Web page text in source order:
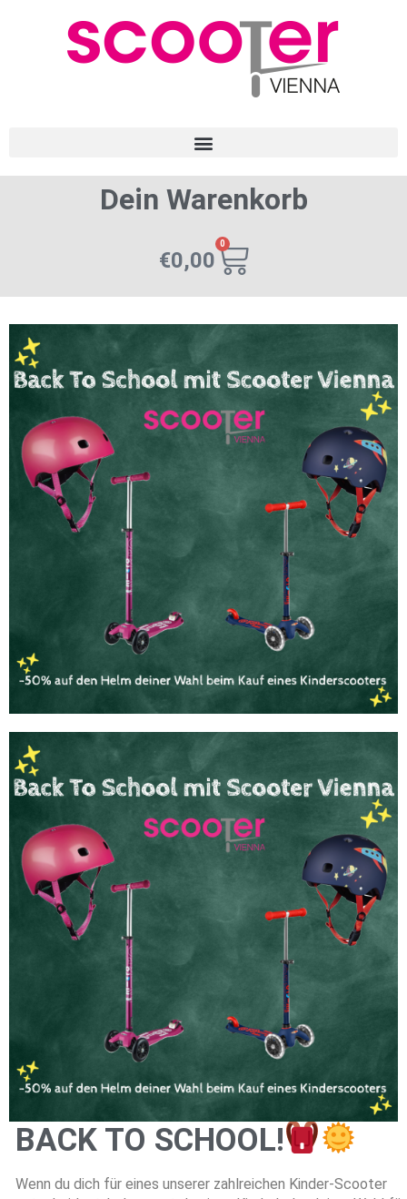
Dein Warenkorb
€0,00
0
BACK TO SCHOOL!
Wenn du dich für eines unserer zahlreichen Kinder-Scooter